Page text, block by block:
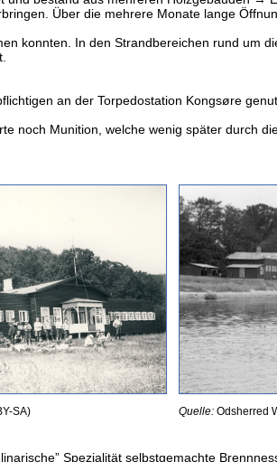
Über die mehrere Monate lange
konnten. In den Strandbereichen rund um
an der Torpedostation Kongsøre
noch Munition, welche wenig später durch
SA) Quelle: Odsherred
Spezialität selbstgemachte